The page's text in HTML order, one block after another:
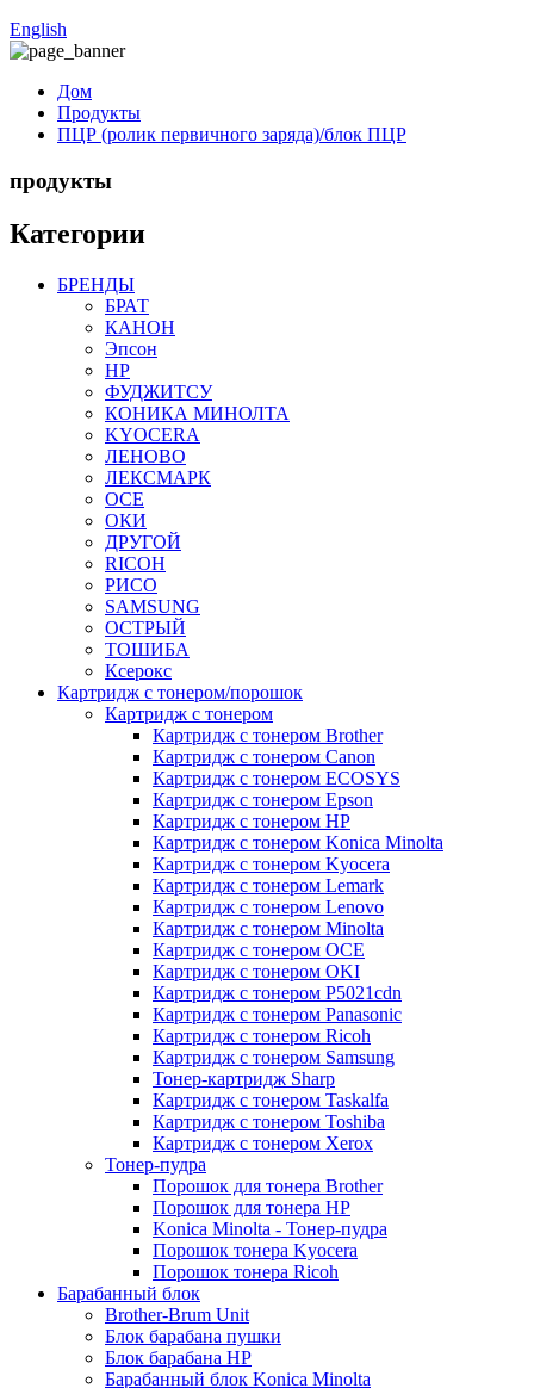
English
Дом
Продукты
ПЦР (ролик первичного заряда)/блок ПЦР
продукты
Категории
БРЕНДЫ
БРАТ
КАНОН
Эпсон
HP
ФУДЖИТСУ
КОНИКА МИНОЛТА
KYOCERA
ЛЕНОВО
ЛЕКСМАРК
ОСЕ
ОКИ
ДРУГОЙ
RICOH
РИСО
SAMSUNG
ОСТРЫЙ
ТОШИБА
Ксерокс
Картридж с тонером/порошок
Картридж с тонером
Картридж с тонером Brother
Картридж с тонером Canon
Картридж с тонером ECOSYS
Картридж с тонером Epson
Картридж с тонером HP
Картридж с тонером Konica Minolta
Картридж с тонером Kyocera
Картридж с тонером Lemark
Картридж с тонером Lenovo
Картридж с тонером Minolta
Картридж с тонером OCE
Картридж с тонером OKI
Картридж с тонером P5021cdn
Картридж с тонером Panasonic
Картридж с тонером Ricoh
Картридж с тонером Samsung
Тонер-картридж Sharp
Картридж с тонером Taskalfa
Картридж с тонером Toshiba
Картридж с тонером Xerox
Тонер-пудра
Порошок для тонера Brother
Порошок для тонера HP
Konica Minolta - Тонер-пудра
Порошок тонера Kyocera
Порошок тонера Ricoh
Барабанный блок
Brother-Brum Unit
Блок барабана пушки
Блок барабана HP
Барабанный блок Konica Minolta